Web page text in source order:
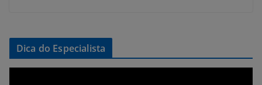
Dica do Especialista